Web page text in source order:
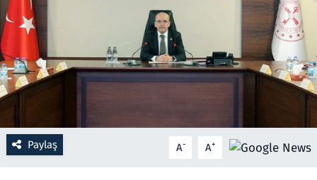
Paylaş A- A+
Rüya Tabirleri
Sağlık
Seçim 2023